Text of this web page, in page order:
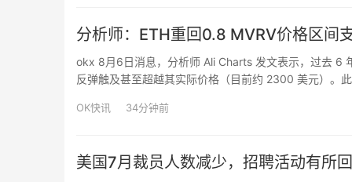
分析师：ETH重回0.8 MVRV价格区间
okx 8月6日消息，分析师 Ali Charts 发文表示，过去 6
反弹触及甚至超越其实际价格（目前约 2300 美元）。
OK快讯 34分钟前
美国7月裁员人数减少，招聘活动有所